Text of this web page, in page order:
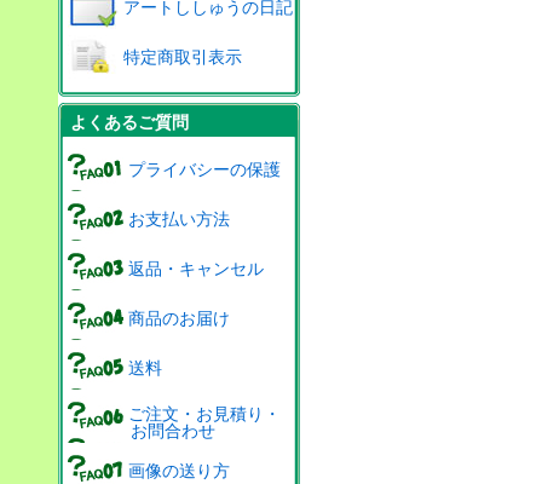
アートししゅうの日記
特定商取引表示
よくあるご質問
プライバシーの保護
お支払い方法
返品・キャンセル
商品のお届け
送料
ご注文・お見積り・
お問合わせ
画像の送り方